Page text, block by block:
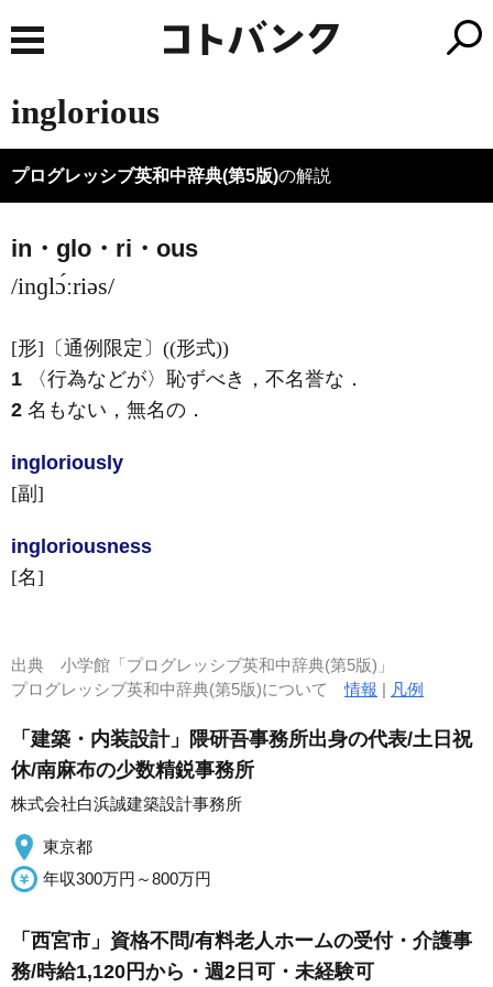
inglorious
プログレッシブ英和中辞典(第5版)の解説
in・glo・ri・ous
/inɡlɔ́ːriəs/
[形] 〔通例限定〕((形式))
1 〈行為などが〉恥ずべき，不名誉な ．
2 名もない，無名の ．
inglorious ly
[副]
ingloriousness
[名]
出典 小学館「プログレッシブ英和中辞典(第5版)」
プログレッシブ英和中辞典(第5版)について情報 | 凡例
「建築・内装設計」隈研吾事務所出身の代表/土日祝
休/南麻布の少数精鋭事務所
株式会社白浜誠建築設計事務所
東京都
年収300万円～800万円
「西宮市」資格不問/有料老人ホームの受付・介護事
務/時給1,120円から・週2日可・未経験可